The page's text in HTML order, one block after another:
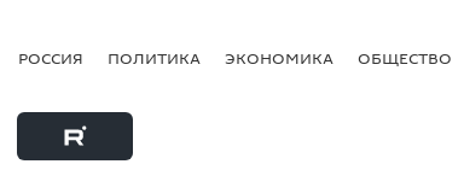
РОССИЯ ПОЛИТИКА ЭКОНОМИКА ОБЩЕСТВО